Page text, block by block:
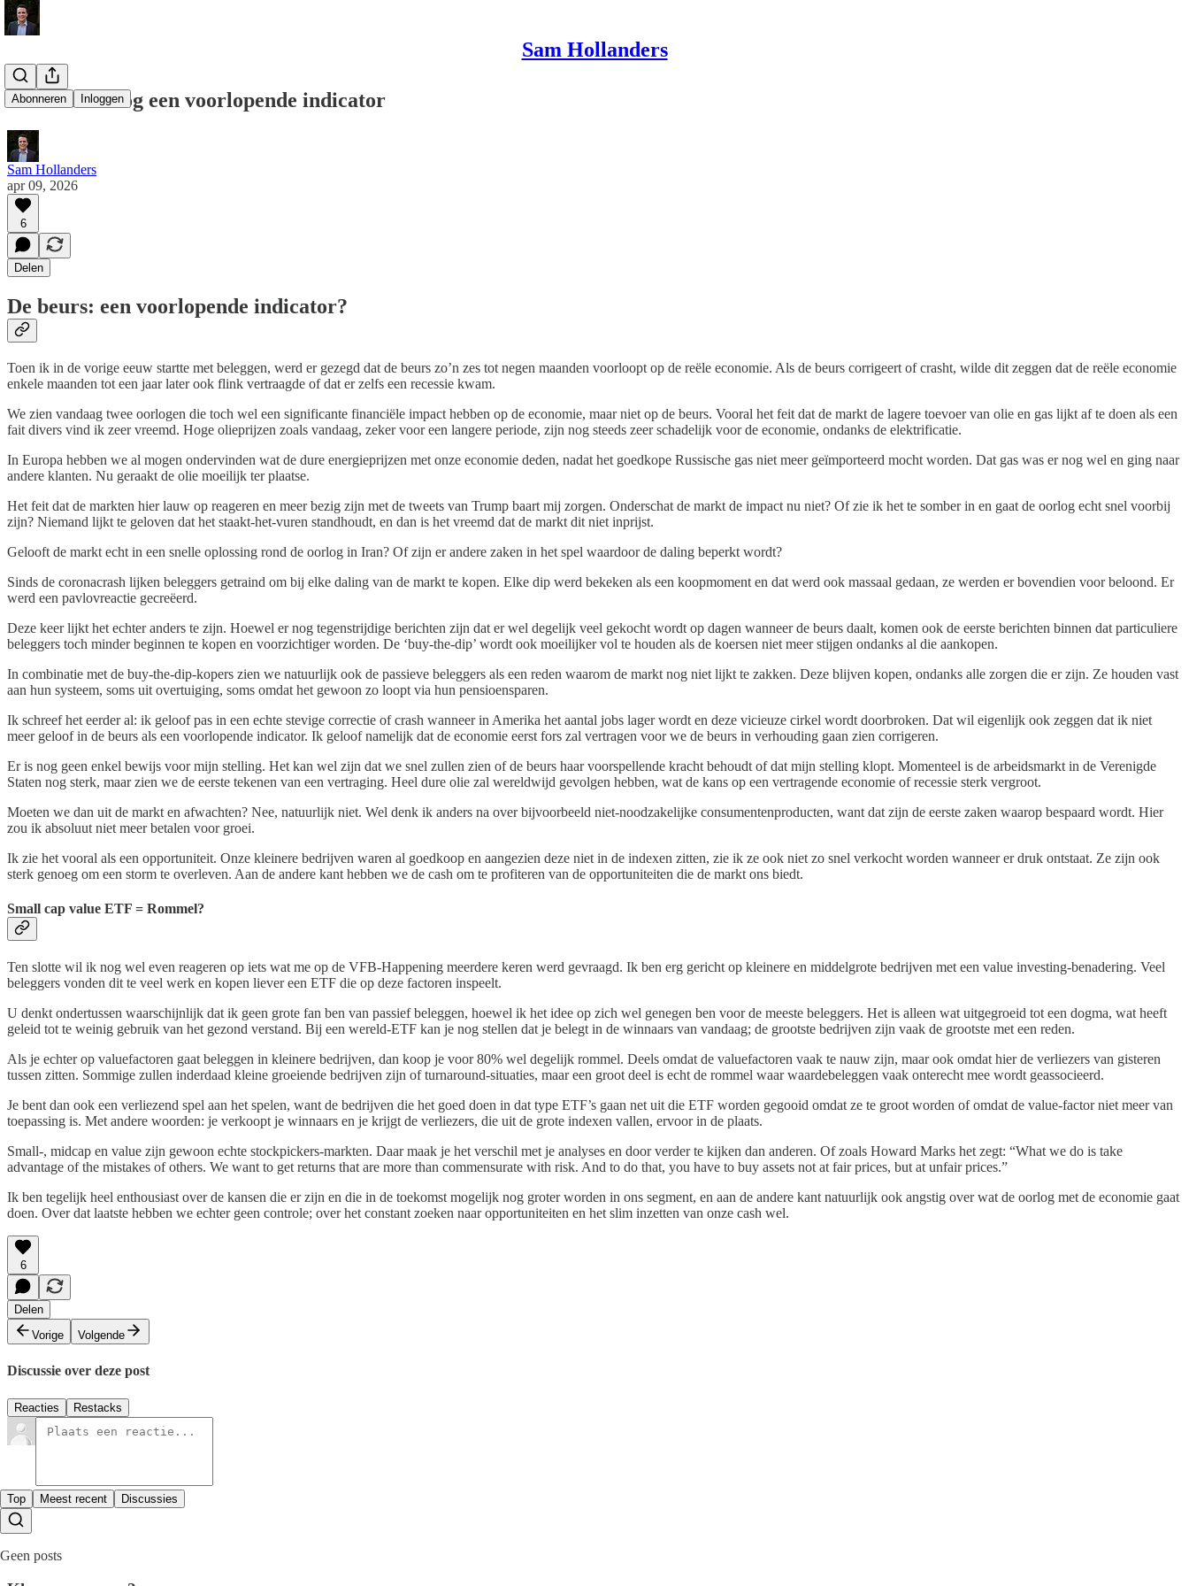
Sam Hollanders
Abonneren Inloggen
Is de beurs nog een voorlopende indicator
Sam Hollanders
apr 09, 2026
6
Delen
De beurs: een voorlopende indicator?
Toen ik in de vorige eeuw startte met beleggen, werd er gezegd dat de beurs zo’n zes tot negen maanden voorloopt op de reële economie. Als de beurs corrigeert of crasht, wilde dit zeggen dat de reële economie
enkele maanden tot een jaar later ook flink vertraagde of dat er zelfs een recessie kwam.
We zien vandaag twee oorlogen die toch wel een significante financiële impact hebben op de economie, maar niet op de beurs. Vooral het feit dat de markt de lagere toevoer van olie en gas lijkt af te doen als een
fait divers vind ik zeer vreemd. Hoge olieprijzen zoals vandaag, zeker voor een langere periode, zijn nog steeds zeer schadelijk voor de economie, ondanks de elektrificatie.
In Europa hebben we al mogen ondervinden wat de dure energieprijzen met onze economie deden, nadat het goedkope Russische gas niet meer geïmporteerd mocht worden. Dat gas was er nog wel en ging naar
andere klanten. Nu geraakt de olie moeilijk ter plaatse.
Het feit dat de markten hier lauw op reageren en meer bezig zijn met de tweets van Trump baart mij zorgen. Onderschat de markt de impact nu niet? Of zie ik het te somber in en gaat de oorlog echt snel voorbij
zijn? Niemand lijkt te geloven dat het staakt-het-vuren standhoudt, en dan is het vreemd dat de markt dit niet inprijst.
Gelooft de markt echt in een snelle oplossing rond de oorlog in Iran? Of zijn er andere zaken in het spel waardoor de daling beperkt wordt?
Sinds de coronacrash lijken beleggers getraind om bij elke daling van de markt te kopen. Elke dip werd bekeken als een koopmoment en dat werd ook massaal gedaan, ze werden er bovendien voor beloond. Er
werd een pavlovreactie gecreëerd.
Deze keer lijkt het echter anders te zijn. Hoewel er nog tegenstrijdige berichten zijn dat er wel degelijk veel gekocht wordt op dagen wanneer de beurs daalt, komen ook de eerste berichten binnen dat particuliere
beleggers toch minder beginnen te kopen en voorzichtiger worden. De ‘buy-the-dip’ wordt ook moeilijker vol te houden als de koersen niet meer stijgen ondanks al die aankopen.
In combinatie met de buy-the-dip-kopers zien we natuurlijk ook de passieve beleggers als een reden waarom de markt nog niet lijkt te zakken. Deze blijven kopen, ondanks alle zorgen die er zijn. Ze houden vast
aan hun systeem, soms uit overtuiging, soms omdat het gewoon zo loopt via hun pensioensparen.
Ik schreef het eerder al: ik geloof pas in een echte stevige correctie of crash wanneer in Amerika het aantal jobs lager wordt en deze vicieuze cirkel wordt doorbroken. Dat wil eigenlijk ook zeggen dat ik niet
meer geloof in de beurs als een voorlopende indicator. Ik geloof namelijk dat de economie eerst fors zal vertragen voor we de beurs in verhouding gaan zien corrigeren.
Er is nog geen enkel bewijs voor mijn stelling. Het kan wel zijn dat we snel zullen zien of de beurs haar voorspellende kracht behoudt of dat mijn stelling klopt. Momenteel is de arbeidsmarkt in de Verenigde
Staten nog sterk, maar zien we de eerste tekenen van een vertraging. Heel dure olie zal wereldwijd gevolgen hebben, wat de kans op een vertragende economie of recessie sterk vergroot.
Moeten we dan uit de markt en afwachten? Nee, natuurlijk niet. Wel denk ik anders na over bijvoorbeeld niet-noodzakelijke consumentenproducten, want dat zijn de eerste zaken waarop bespaard wordt. Hier
zou ik absoluut niet meer betalen voor groei.
Ik zie het vooral als een opportuniteit. Onze kleinere bedrijven waren al goedkoop en aangezien deze niet in de indexen zitten, zie ik ze ook niet zo snel verkocht worden wanneer er druk ontstaat. Ze zijn ook
sterk genoeg om een storm te overleven. Aan de andere kant hebben we de cash om te profiteren van de opportuniteiten die de markt ons biedt.
Small cap value ETF = Rommel?
Ten slotte wil ik nog wel even reageren op iets wat me op de VFB-Happening meerdere keren werd gevraagd. Ik ben erg gericht op kleinere en middelgrote bedrijven met een value investing-benadering. Veel
beleggers vonden dit te veel werk en kopen liever een ETF die op deze factoren inspeelt.
U denkt ondertussen waarschijnlijk dat ik geen grote fan ben van passief beleggen, hoewel ik het idee op zich wel genegen ben voor de meeste beleggers. Het is alleen wat uitgegroeid tot een dogma, wat heeft
geleid tot te weinig gebruik van het gezond verstand. Bij een wereld-ETF kan je nog stellen dat je belegt in de winnaars van vandaag; de grootste bedrijven zijn vaak de grootste met een reden.
Als je echter op valuefactoren gaat beleggen in kleinere bedrijven, dan koop je voor 80% wel degelijk rommel. Deels omdat de valuefactoren vaak te nauw zijn, maar ook omdat hier de verliezers van gisteren
tussen zitten. Sommige zullen inderdaad kleine groeiende bedrijven zijn of turnaround-situaties, maar een groot deel is echt de rommel waar waardebeleggen vaak onterecht mee wordt geassocieerd.
Je bent dan ook een verliezend spel aan het spelen, want de bedrijven die het goed doen in dat type ETF’s gaan net uit die ETF worden gegooid omdat ze te groot worden of omdat de value-factor niet meer van
toepassing is. Met andere woorden: je verkoopt je winnaars en je krijgt de verliezers, die uit de grote indexen vallen, ervoor in de plaats.
Small-, midcap en value zijn gewoon echte stockpickers-markten. Daar maak je het verschil met je analyses en door verder te kijken dan anderen. Of zoals Howard Marks het zegt: “What we do is take
advantage of the mistakes of others. We want to get returns that are more than commensurate with risk. And to do that, you have to buy assets not at fair prices, but at unfair prices.”
Ik ben tegelijk heel enthousiast over de kansen die er zijn en die in de toekomst mogelijk nog groter worden in ons segment, en aan de andere kant natuurlijk ook angstig over wat de oorlog met de economie gaat
doen. Over dat laatste hebben we echter geen controle; over het constant zoeken naar opportuniteiten en het slim inzetten van onze cash wel.
6
Delen
Vorige
Volgende
Discussie over deze post
Reacties Restacks
Top Meest recent Discussies
Geen posts